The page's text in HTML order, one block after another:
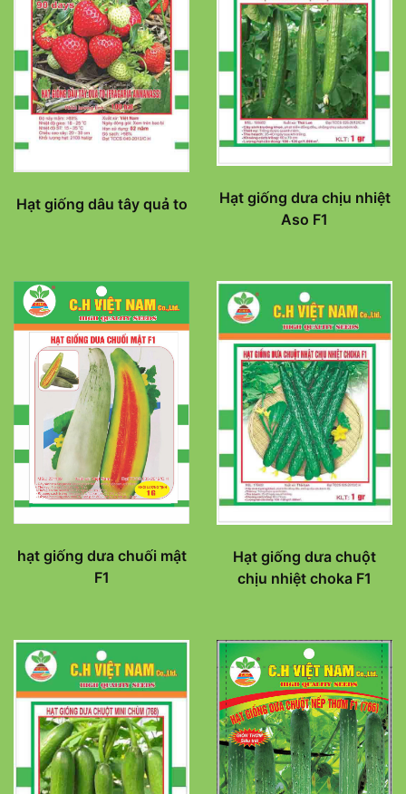
Hạt giống dâu tây quả to
Hạt giống dưa chịu nhiệt
Aso F1
hạt giống dưa chuối mật
F1
Hạt giống dưa chuột
chịu nhiệt choka F1